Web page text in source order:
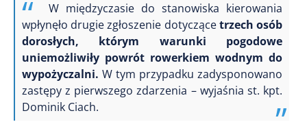
W międzyczasie do stanowiska kierowania
wpłynęło drugie zgłoszenie dotyczącetrzech osób
dorosłych, którym warunki pogodowe
uniemożliwiły powrót rowerkiem wodnym do
wypożyczalni. W tym przypadku zadysponowano
zastępy z pierwszego zdarzenia – wyjaśnia st. kpt.
Dominik Ciach.